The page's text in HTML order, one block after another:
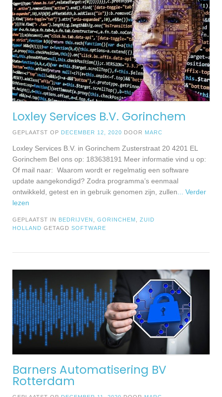
Loxley Services B.V. Gorinchem
GEPLAATST OP DECEMBER 12, 2020 DOOR MARC
Loxley Services B.V. in Gorinchem Zusterstraat 20 4201 EL
Gorinchem Bel ons op: 183638191 Meer informatie vind u op:
Of mail naar: Waarom wordt er regelmatig een software
update aangekondigd? Zodra programma’s eenmaal
ontwikkeld, getest en in gebruik genomen zijn, zullen ... Verder
lezen
GEPLAATST IN BEDRIJVEN GORINCHEM
ZUID
HOLLAND GETAGD SOFTWARE
Barners Automatisering BV
Rotterdam